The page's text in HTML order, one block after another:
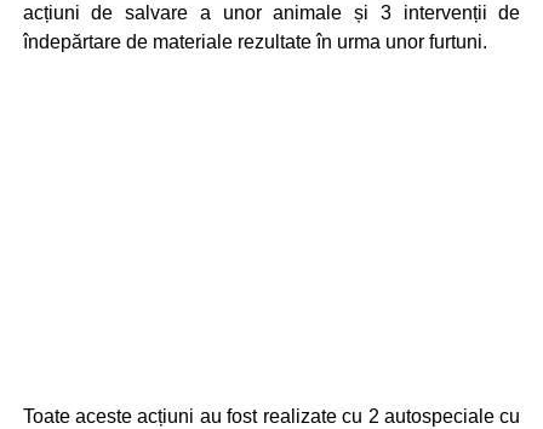
acțiuni de salvare a unor animale și 3 intervenții de
îndepărtare de materiale rezultate în urma unor furtuni.
Toate aceste acțiuni au fost realizate cu 2 autospeciale cu